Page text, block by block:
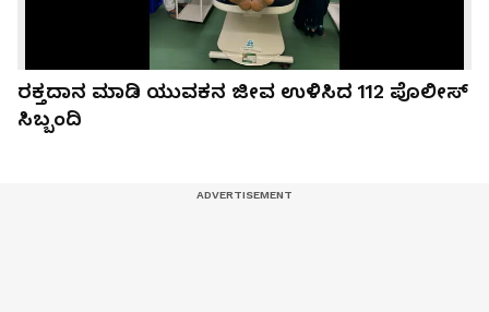
ರಕ್ತದಾನ ಮಾಡಿ ಯುವಕನ ಜೀವ ಉಳಿಸಿದ 112 ಪೊಲೀಸ್
ಸಿಬ್ಬಂದಿ